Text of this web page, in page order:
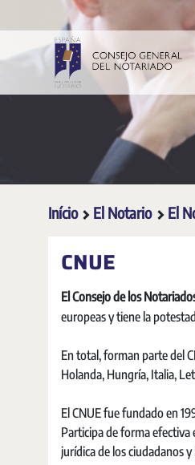
Pular para o Conteúdo principal
Início El Notario El
CNUE
El Consejo de los
europeas y tiene la
En total, forman parte del
Holanda, Hungría, Italia,
El CNUE fue fundado en
Participa de forma efectiva
jurídica de los ciudadanos